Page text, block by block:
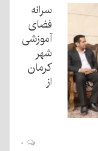
سرانه
فضای
آموزشی
شهر
کرمان
از